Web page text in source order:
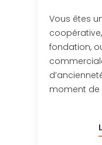
Vous êtes
fondation,
moment de